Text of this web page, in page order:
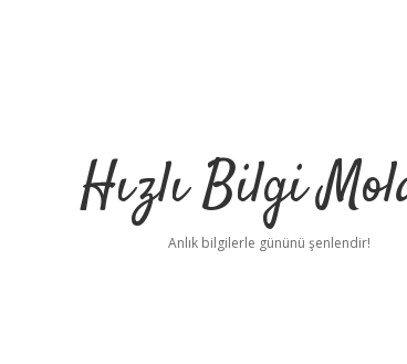
Hızlı Bilgi
Anlık bilgilerle gününü şenlendir!